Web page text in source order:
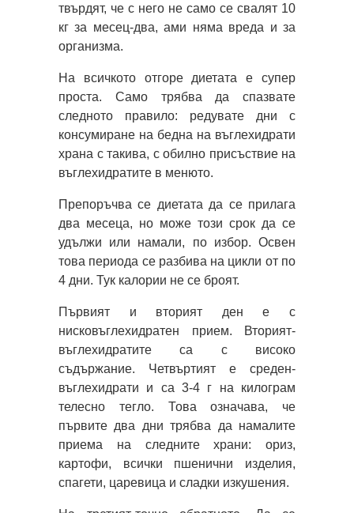
твърдят, че с него не само се свалят 10
кг за месец-два, ами няма вреда и за
организма.
На всичкото отгоре диетата е супер
проста. Само трябва да спазвате
следното правило: редувате дни с
консумиране на бедна на въглехидрати
храна с такива, с обилно присъствие на
въглехидратите в менюто.
Препоръчва се диетата да се прилага
два месеца, но може този срок да се
удължи или намали, по избор. Освен
това периода се разбива на цикли от по
4 дни. Тук калории не се броят.
Първият и вторият ден е с
нисковъглехидратен прием. Вторият-
въглехидратите са с високо
съдържание. Четвъртият е среден-
въглехидрати и са 3-4 г на килограм
телесно тегло. Това означава, че
първите два дни трябва да намалите
приема на следните храни: ориз,
картофи, всички пшенични изделия,
спагети, царевица и сладки изкушения.